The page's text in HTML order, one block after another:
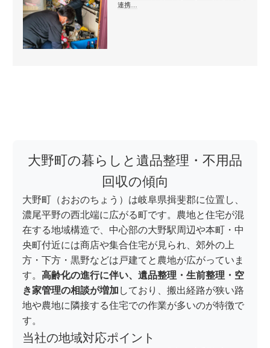
連携…
大野町の暮らしと遺品整理・不用品
回収の傾向
大野町（おおのちょう）は岐阜県揖斐郡に位置し、
濃尾平野の西北端に広がる町です。農地と住宅が混
在する地域構造で、中心部の大野駅周辺や本町・中
央町付近には商店や集合住宅が見られ、郊外の上
方・下方・黒野などは戸建てと農地が広がっていま
す。 高齢化の進行に伴い、遺品整理・生前整理・空
き家管理の相談が増加 しており、搬出経路が狭い路
地や農地に隣接する住宅での作業が多いのが特徴で
す。
当社の地域対応ポイント